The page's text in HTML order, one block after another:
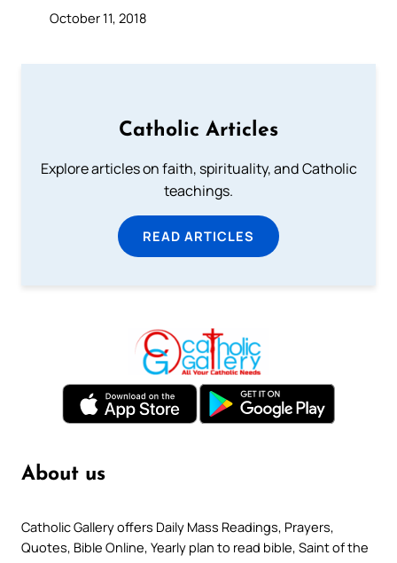
October 11, 2018
Catholic Articles
Explore articles on faith, spirituality, and Catholic
teachings.
READ ARTICLES
About us
Catholic Gallery offers Daily Mass Readings, Prayers,
Quotes, Bible Online, Yearly plan to read bible, Saint of the